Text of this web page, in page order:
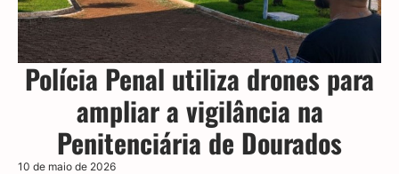
Polícia Penal utiliza drones para
ampliar a vigilância na
Penitenciária de Dourados
10 de maio de 2026